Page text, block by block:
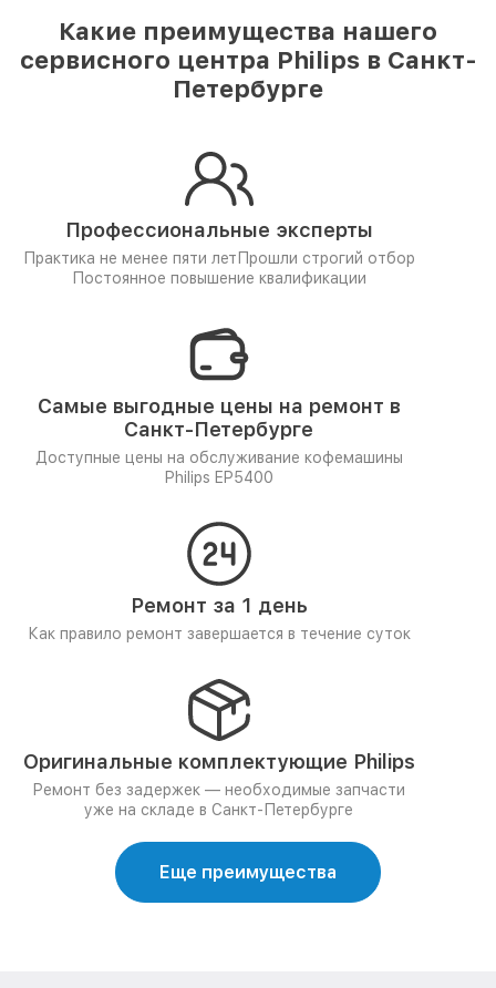
Какие преимущества нашего
сервисного центра Philips в Санкт-
Петербурге
Профессиональные эксперты
Практика не менее пяти лет Прошли строгий отбор
Постоянное повышение квалификации
Самые выгодные цены на ремонт в
Санкт-Петербурге
Доступные цены на обслуживание кофемашины
Philips EP5400
Ремонт за 1 день
Как правило ремонт завершается в течение суток
Оригинальные комплектующие Philips
Ремонт без задержек — необходимые запчасти
уже на складе в Санкт-Петербурге
Еще преимущества